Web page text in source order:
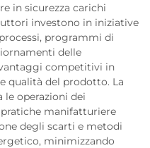
in sicurezza carichi
investono in iniziative
programmi di
delle
competitivi in
qualità del prodotto. La
le operazioni dei
manifatturiere
degli scarti e metodi
minimizzando